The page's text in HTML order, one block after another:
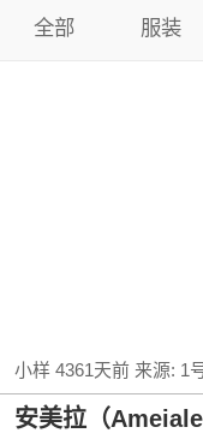
全部 服装
小样 4361天前来源: 1
安美拉（